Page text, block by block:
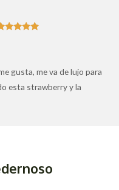
gusta, me va de lujo para
esta strawberry y la